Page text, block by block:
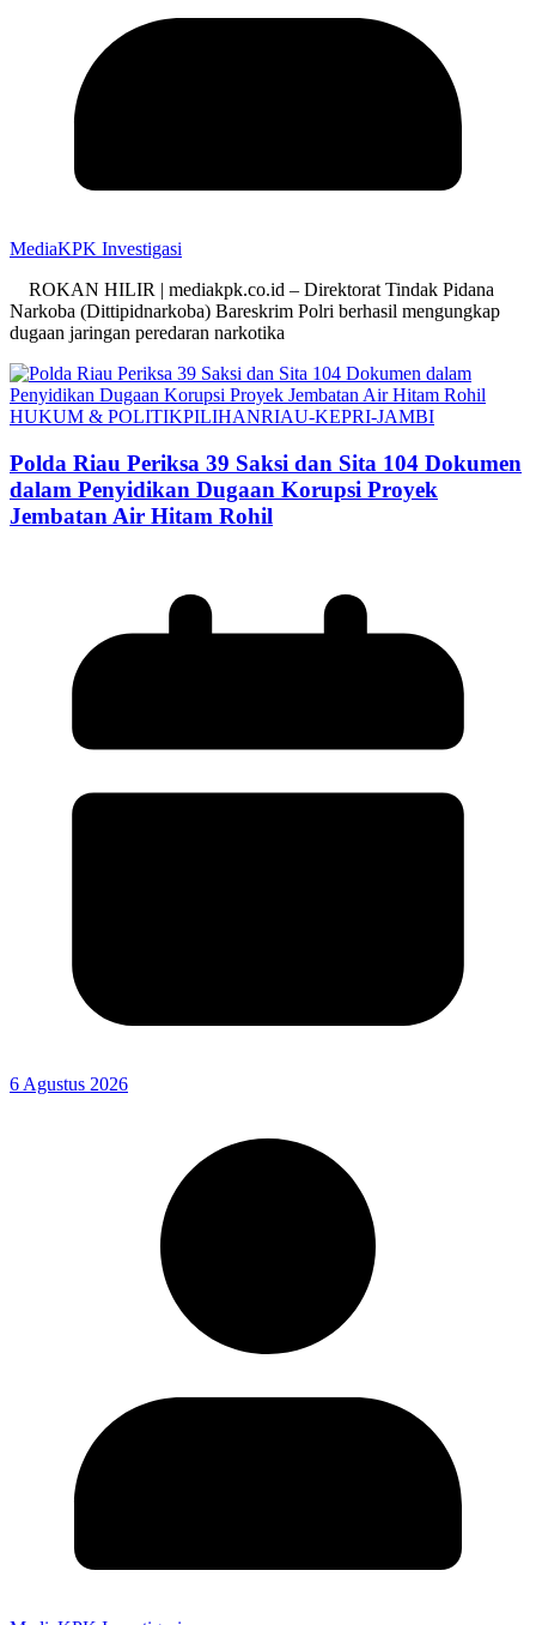
MediaKPK Investigasi
ROKAN HILIR | mediakpk.co.id – Direktorat Tindak Pidana
Narkoba (Dittipidnarkoba) Bareskrim Polri berhasil mengungkap
dugaan jaringan peredaran narkotika
HUKUM & POLITIKPILIHANRIAU-KEPRI-JAMBI
Polda Riau Periksa 39 Saksi dan Sita 104 Dokumen
dalam Penyidikan Dugaan Korupsi Proyek
Jembatan Air Hitam Rohil
6 Agustus 2026